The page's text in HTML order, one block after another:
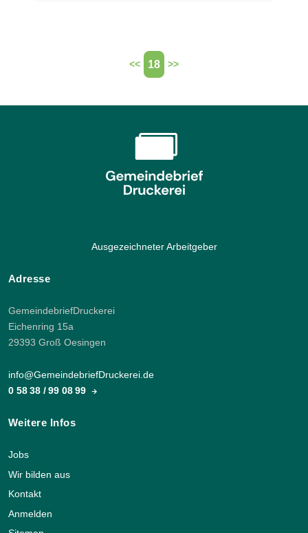
<< 18 >>
Ausgezeichneter Arbeitgeber
Adresse
GemeindebriefDruckerei
Eichenring 15a
29393 Groß Oesingen
info@GemeindebriefDruckerei.de
0 58 38 / 99 08 99
Weitere Infos
Jobs
Wir bilden aus
Kontakt
Anmelden